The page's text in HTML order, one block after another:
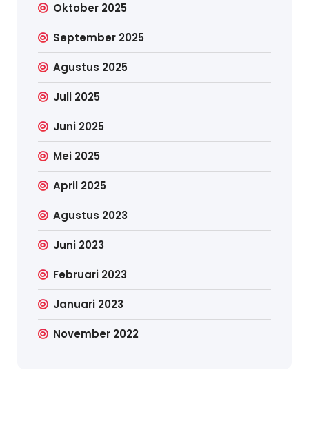
Oktober 2025
September 2025
Agustus 2025
Juli 2025
Juni 2025
Mei 2025
April 2025
Agustus 2023
Juni 2023
Februari 2023
Januari 2023
November 2022